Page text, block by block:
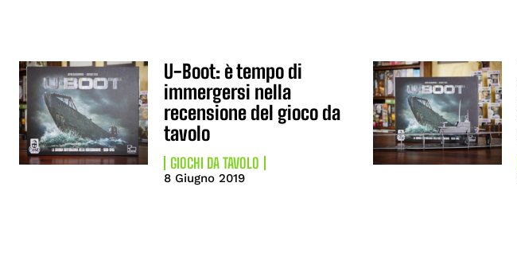
U-Boot: è tempo di
immergersi nella
recensione del gioco da
tavolo
GIOCHI DA TAVOLO
8 Giugno 2019